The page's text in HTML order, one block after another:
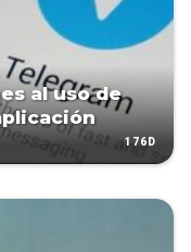
al uso de
176D